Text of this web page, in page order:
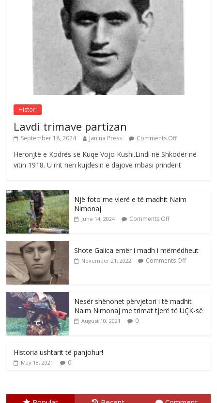
Nga Elmije Ajazi e nderuar
August 5, 2026 Comments Off
Selca:Naim Nimonaj figurë e madhe e
UÇK -së
August 10, 2026 Comments Off
Histori
Lavdi trimave partizan
September 18, 2024 Janina Press Comments Off
Heronjtë e Kodrës së Kuqe Vojo Kushi.Lindi në Shkodër në
vitin 1918. U rrit nën kujdesin e dajove mbasi prindërit
Një foto me vlerë e të madhit Naim
Nimonaj
June 14, 2024 Comments Off
Shote Galica emër i madh i mëmëdheut
November 21, 2022 Comments Off
Nesër shënohet përvjetori i të madhit
Naim Nimonaj me trimat tjerë të UÇK-së
August 10, 2021 0
Historia ushtarit të panjohur!
May 18, 2021 0